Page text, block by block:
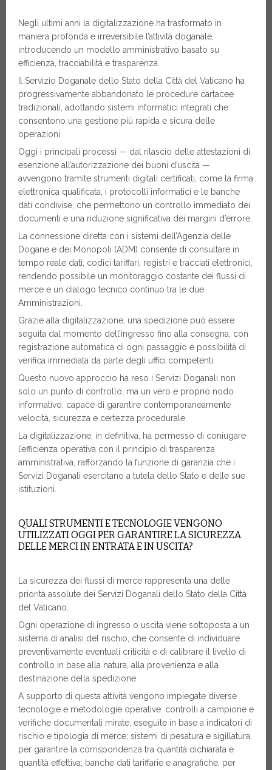
Negli ultimi anni la digitalizzazione ha trasformato in
maniera profonda e irreversibile l’attività doganale,
introducendo un modello amministrativo basato su
efficienza, tracciabilità e trasparenza.
Il Servizio Doganale dello Stato della Città del Vaticano ha
progressivamente abbandonato le procedure cartacee
tradizionali, adottando sistemi informatici integrati che
consentono una gestione più rapida e sicura delle
operazioni.
Oggi i principali processi — dal rilascio delle attestazioni di
esenzione all’autorizzazione dei buoni d’uscita —
avvengono tramite strumenti digitali certificati, come la firma
elettronica qualificata, i protocolli informatici e le banche
dati condivise, che permettono un controllo immediato dei
documenti e una riduzione significativa dei margini d’errore.
La connessione diretta con i sistemi dell’Agenzia delle
Dogane e dei Monopoli (ADM) consente di consultare in
tempo reale dati, codici tariffari, registri e tracciati elettronici,
rendendo possibile un monitoraggio costante dei flussi di
merce e un dialogo tecnico continuo tra le due
Amministrazioni.
Grazie alla digitalizzazione, una spedizione può essere
seguita dal momento dell’ingresso fino alla consegna, con
registrazione automatica di ogni passaggio e possibilità di
verifica immediata da parte degli uffici competenti.
Questo nuovo approccio ha reso i Servizi Doganali non
solo un punto di controllo, ma un vero e proprio nodo
informativo, capace di garantire contemporaneamente
velocità, sicurezza e certezza procedurale.
La digitalizzazione, in definitiva, ha permesso di coniugare
l’efficienza operativa con il principio di trasparenza
amministrativa, rafforzando la funzione di garanzia che i
Servizi Doganali esercitano a tutela dello Stato e delle sue
istituzioni.
QUALI STRUMENTI E TECNOLOGIE VENGONO
UTILIZZATI OGGI PER GARANTIRE LA SICUREZZA
DELLE MERCI IN ENTRATA E IN USCITA?
La sicurezza dei flussi di merce rappresenta una delle
priorità assolute dei Servizi Doganali dello Stato della Città
del Vaticano.
Ogni operazione di ingresso o uscita viene sottoposta a un
sistema di analisi del rischio, che consente di individuare
preventivamente eventuali criticità e di calibrare il livello di
controllo in base alla natura, alla provenienza e alla
destinazione della spedizione.
A supporto di questa attività vengono impiegate diverse
tecnologie e metodologie operative: controlli a campione e
verifiche documentali mirate, eseguite in base a indicatori di
rischio e tipologia di merce; sistemi di pesatura e sigillatura,
per garantire la corrispondenza tra quantità dichiarata e
quantità effettiva; banche dati tariffarie e anagrafiche, per